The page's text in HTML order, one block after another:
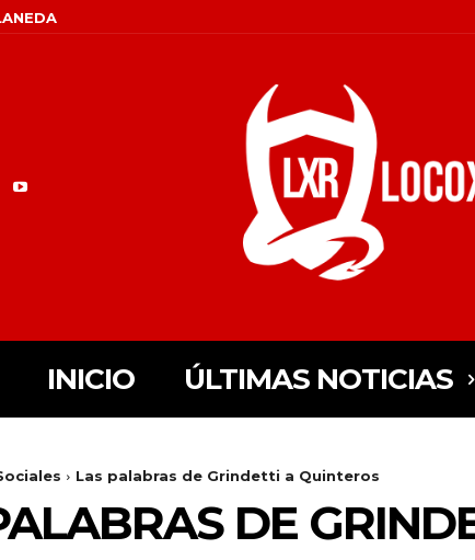
INICIO ÚLTIMAS NOTICIAS
Las palabras de Grindetti a Quinteros
DE